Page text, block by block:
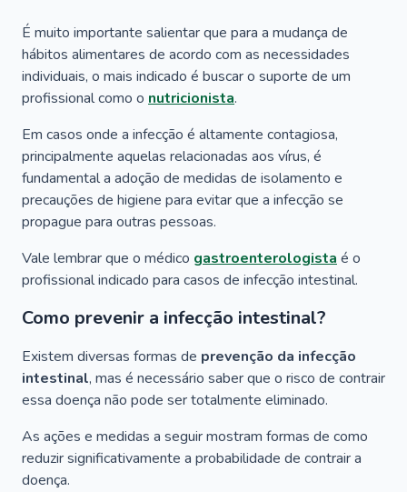
É muito importante salientar que para a mudança de
hábitos alimentares de acordo com as necessidades
individuais, o mais indicado é buscar o suporte de um
profissional como o nutricionista.
Em casos onde a infecção é altamente contagiosa,
principalmente aquelas relacionadas aos vírus, é
fundamental a adoção de medidas de isolamento e
precauções de higiene para evitar que a infecção se
propague para outras pessoas.
Vale lembrar que o médico gastroenterologistaé o
profissional indicado para casos de infecção intestinal.
Como prevenir a infecção intestinal?
Existem diversas formas de prevenção da infecção
intestinal, mas é necessário saber que o risco de contrair
essa doença não pode ser totalmente eliminado.
As ações e medidas a seguir mostram formas de como
reduzir significativamente a probabilidade de contrair a
doença.